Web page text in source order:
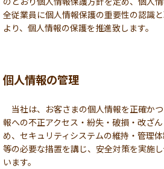
全従業員に個人情報保護の重要性の認識
より、個人情報の保護を推進致します。
個人情報の管理
当社は、お客さまの個人情報を正確か
報への不正アクセス・紛失・破損・改ざ
め、セキュリティシステムの維持・管理
等の必要な措置を講じ、安全対策を実施
います。